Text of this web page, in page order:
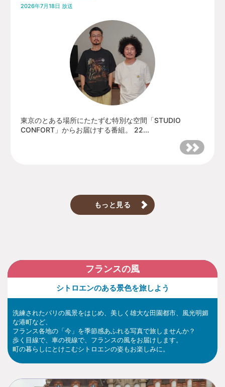
2026年7月18日 放送
東京のとある場所にたたずむ特別な空間「STUDIO
CONFORT」からお届けする番組。 22...
もっと見る
フランスの風
シトロエンのある景色を旅しよう
洗練されたパリの風景をはじめ、美しく雄大な田園都市、風光明媚
な港町など、
フランス各地の「今」を季節感あふれる写真で旅しませんか？
歩く目線で、車の視線で、フランスの風をお届けします。
町の暮らしにとけこむシトロエンの姿もお楽しみに。